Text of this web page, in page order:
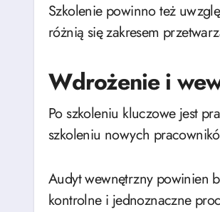
Szkolenie powinno też
różnią się zakresem
Wdrożenie i
Po szkoleniu kluczowe jest
szkoleniu nowych
Audyt wewnętrzny powinien
kontrolne i jednoznaczne